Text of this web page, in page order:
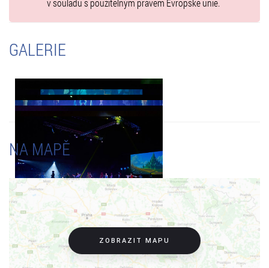
Vstupenky pro ZTP/P + doprovodmůžete objednávat na adrese:
v souladu s použitelným právem Evropské unie.
GALERIE
NA MAPĚ
ZOBRAZIT MAPU